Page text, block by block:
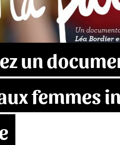
un
femmes